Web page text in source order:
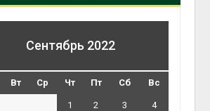
Сентябрь 2022
Вт Ср Чт Пт Сб Вс
1 2 3 4